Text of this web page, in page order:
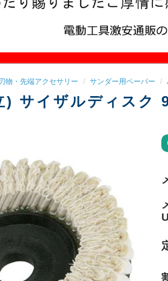
物・先端アクセサリー サンダー用ペーパー
) サイザルディスク